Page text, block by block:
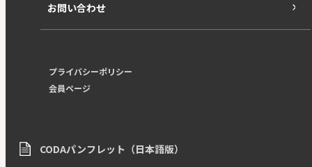
お問い合わせ
プライバシーポリシー
会員ページ
CODAパンフレット（日本語版）